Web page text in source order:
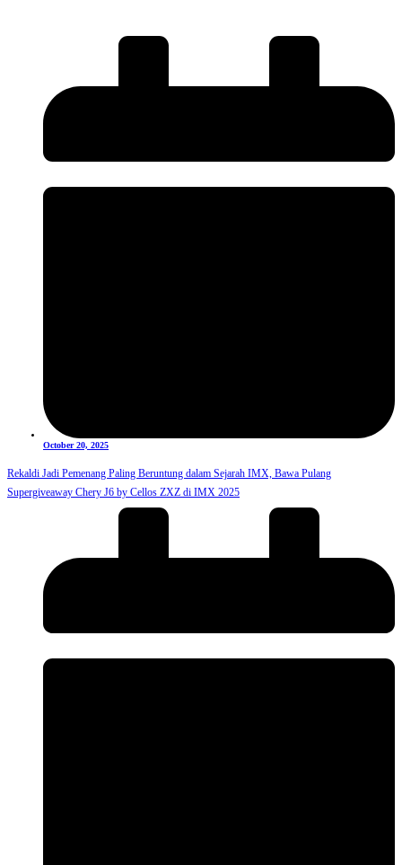
October 20, 2025
Rekaldi Jadi Pemenang Paling Beruntung dalam Sejarah IMX, Bawa Pulang
Supergiveaway Chery J6 by Cellos ZXZ di IMX 2025